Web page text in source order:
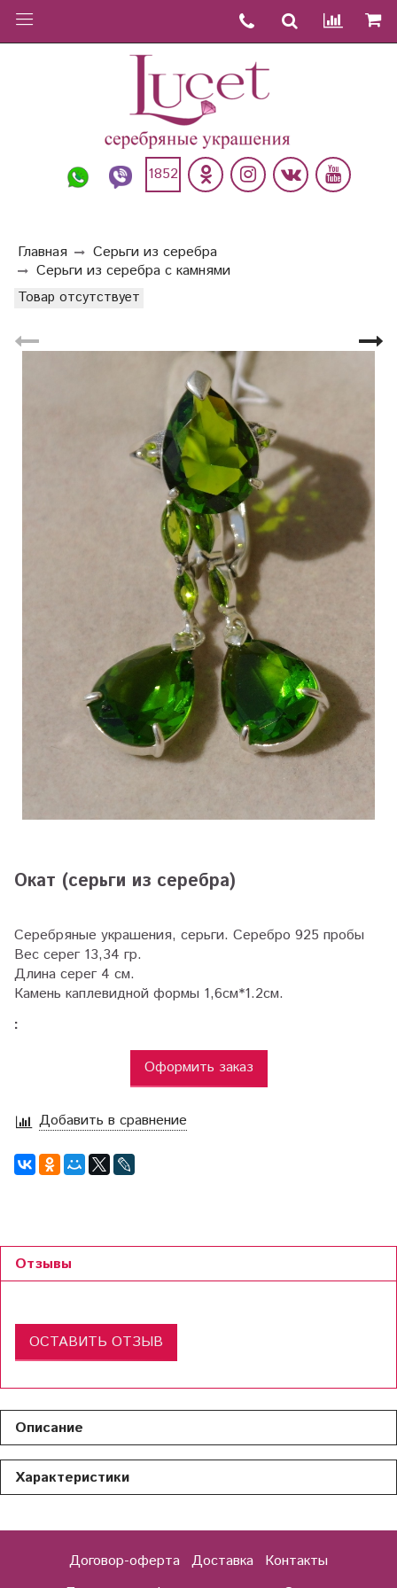
1852
Главная
Серьги из серебра
Серьги из серебра с камнями
Товар отсутствует
Окат (серьги из серебра)
Серебряные украшения, серьги. Серебро 925 пробы
Вес серег 13,34 гр.
Длина серег 4 см.
Камень каплевидной формы 1,6см*1.2см.
:
Оформить заказ
Добавить в сравнение
Отзывы
ОСТАВИТЬ ОТЗЫВ
Описание
Характеристики
Договор-оферта Доставка
Контакты